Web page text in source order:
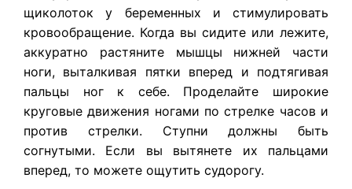
щиколоток у беременных и стимулировать
кровообращение. Когда вы сидите или лежите,
аккуратно растяните мышцы нижней части
ноги, выталкивая пятки вперед и подтягивая
пальцы ног к себе. Проделайте широкие
круговые движения ногами по стрелке часов и
против стрелки. Ступни должны быть
согнутыми. Если вы вытянете их пальцами
вперед, то можете ощутить судорогу.